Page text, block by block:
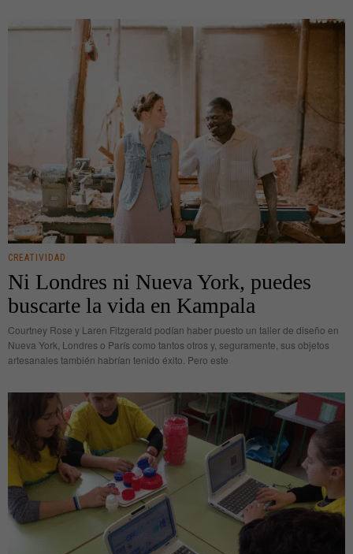
CREATIVIDAD
Ni Londres ni Nueva York, puedes
buscarte la vida en Kampala
Courtney Rose y Laren Fitzgerald podían haber puesto un taller de diseño en
Nueva York, Londres o París como tantos otros y, seguramente, sus objetos
artesanales también habrían tenido éxito. Pero este